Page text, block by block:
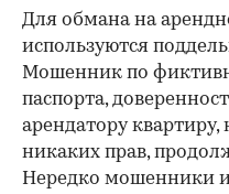
Для обмана на
используются
Мошенник по
паспорта,
арендатору квартиру,
никаких прав,
Нередко мошенники